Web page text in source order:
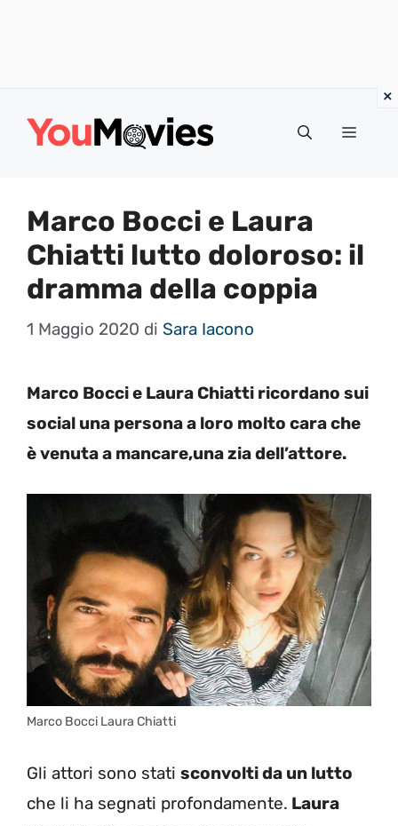
Menu
Marco Bocci e Laura
Chiatti lutto doloroso: il
dramma della coppia
1 Maggio 2020 di Sara Iacono
Marco Bocci e Laura Chiatti ricordano sui
social una persona a loro molto cara che
è venuta a mancare,una zia dell’attore.
Marco Bocci Laura Chiatti
Gli attori sono stati sconvolti da un lutto
che li ha segnati profondamente. Laura